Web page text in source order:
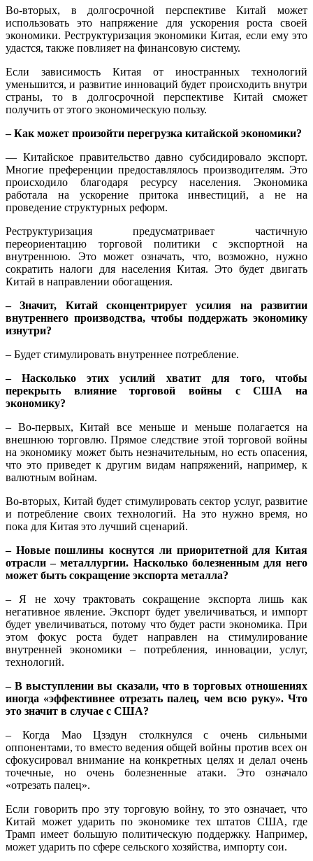
Во-вторых, в долгосрочной перспективе Китай может
использовать это напряжение для ускорения роста своей
экономики. Реструктуризация экономики Китая, если ему это
удастся, также повлияет на финансовую систему.
Если зависимость Китая от иностранных технологий
уменьшится, и развитие инноваций будет происходить внутри
страны, то в долгосрочной перспективе Китай сможет
получить от этого экономическую пользу.
– Как может произойти перегрузка китайской экономики?
— Китайское правительство давно субсидировало экспорт.
Многие преференции предоставлялось производителям. Это
происходило благодаря ресурсу населения. Экономика
работала на ускорение притока инвестиций, а не на
проведение структурных реформ.
Реструктуризация предусматривает частичную
переориентацию торговой политики с экспортной на
внутреннюю. Это может означать, что, возможно, нужно
сократить налоги для населения Китая. Это будет двигать
Китай в направлении обогащения.
– Значит, Китай сконцентрирует усилия на развитии
внутреннего производства, чтобы поддержать экономику
изнутри?
– Будет стимулировать внутреннее потребление.
– Насколько этих усилий хватит для того, чтобы
перекрыть влияние торговой войны с США на
экономику?
– Во-первых, Китай все меньше и меньше полагается на
внешнюю торговлю. Прямое следствие этой торговой войны
на экономику может быть незначительным, но есть опасения,
что это приведет к другим видам напряжений, например, к
валютным войнам.
Во-вторых, Китай будет стимулировать сектор услуг, развитие
и потребление своих технологий. На это нужно время, но
пока для Китая это лучший сценарий.
– Новые пошлины коснутся ли приоритетной для Китая
отрасли – металлургии. Насколько болезненным для него
может быть сокращение экспорта металла?
– Я не хочу трактовать сокращение экспорта лишь как
негативное явление. Экспорт будет увеличиваться, и импорт
будет увеличиваться, потому что будет расти экономика. При
этом фокус роста будет направлен на стимулирование
внутренней экономики – потребления, инновации, услуг,
технологий.
– В выступлении вы сказали, что в торговых отношениях
иногда «эффективнее отрезать палец, чем всю руку». Что
это значит в случае с США?
– Когда Мао Цзэдун столкнулся с очень сильными
оппонентами, то вместо ведения общей войны против всех он
сфокусировал внимание на конкретных целях и делал очень
точечные, но очень болезненные атаки. Это означало
«отрезать палец».
Если говорить про эту торговую войну, то это означает, что
Китай может ударить по экономике тех штатов США, где
Трамп имеет большую политическую поддержку. Например,
может ударить по сфере сельского хозяйства, импорту сои.